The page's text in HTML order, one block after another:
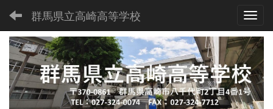
群馬県立高崎高等学校